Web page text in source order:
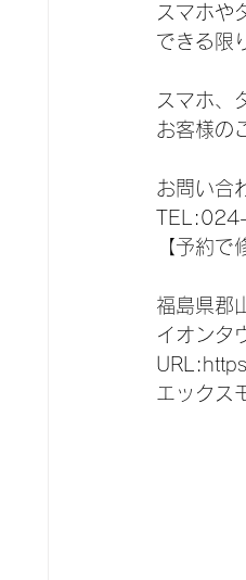
スマホや
できる限
スマホ、
お客様の
お問い合
【予約で
福島県郡
イオンタ
エックス